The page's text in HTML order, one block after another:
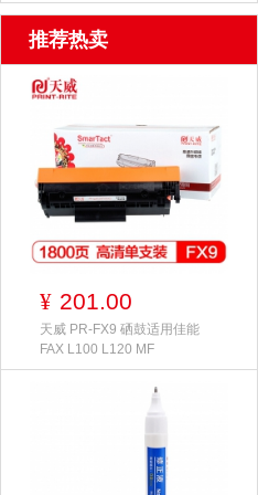
推荐热卖
¥ 201.00
天威 PR-FX9 硒鼓适用佳能
FAX L100 L120 MF